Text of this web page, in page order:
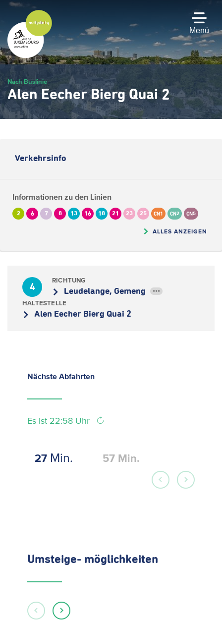
Zum
Hauptinhalt
gehen
Menü
Nach Buslinie
Alen Eecher Bierg Quai 2
Verkehrsinfo
Informationen zu den Linien
2 6 7 8 13 16 18 21 23 25 CN1 CN2 CN5
ALLES ANZEIGEN
4
RICHTUNG
Leudelange, Gemeng •••
HALTESTELLE
Alen Eecher Bierg Quai 2
Nächste Abfahrten
Es ist 22:58 Uhr
27 Min. 57 Min.
Umsteige- möglichkeiten